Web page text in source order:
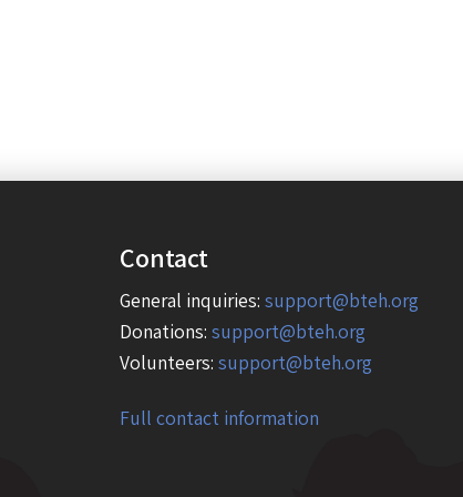
Contact
General inquiries: support@bteh.org
Donations: support@bteh.org
Volunteers: support@bteh.org
Full contact information